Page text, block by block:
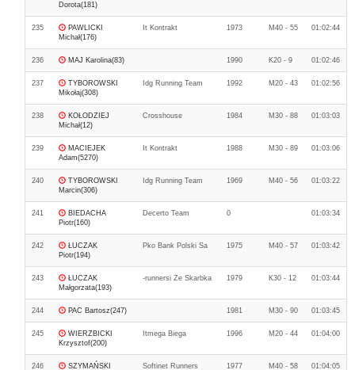
Dorota(181)
235
PAWLICKI
Michał(176)
It Kontrakt 1973 M40 - 55 01:02:44
236 MAJ Karolina(83) 1990 K20 - 9 01:02:46
237
TYBOROWSKI
Mikołaj(308)
Idg Running Team 1992 M20 - 43 01:02:56
238
KOŁODZIEJ
Michał(12)
Crosshouse 1984 M30 - 88 01:03:03
239
MACIEJEK
Adam(5270)
It Kontrakt 1988 M30 - 89 01:03:06
240
TYBOROWSKI
Marcin(306)
Idg Running Team 1969 M40 - 56 01:03:22
241
BIEDACHA
Piotr(160)
Decerto Team 0 01:03:34
242
ŁUCZAK
Piotr(194)
Pko Bank Polski Sa 1975 M40 - 57 01:03:42
243
ŁUCZAK
Małgorzata(193)
-runnersi Ze Skarbka 1979 K30 - 12 01:03:44
244 PAC Bartosz(247) 1981 M30 - 90 01:03:45
245
WIERZBICKI
Krzysztof(200)
Itmega Biega 1996 M20 - 44 01:04:00
246
SZYMAŃSKI
Softinet Runners
1977 M40 - 58 01:04:05